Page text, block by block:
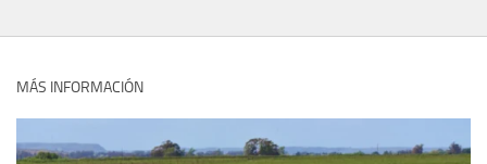
MÁS INFORMACIÓN